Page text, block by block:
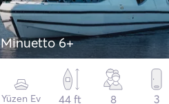
Minuetto 6+
Yüzen Ev
44 ft
8 3